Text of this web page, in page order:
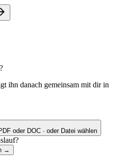
ihn danach gemeinsam mit dir in
oder DOC · oder Datei wählen
→